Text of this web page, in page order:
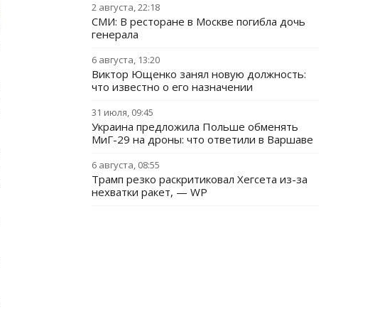
2 августа, 22:18
СМИ: В ресторане в Москве погибла дочь
генерала
6 августа, 13:20
Виктор Ющенко занял новую должность:
что известно о его назначении
31 июля, 09:45
Украина предложила Польше обменять
МиГ-29 на дроны: что ответили в Варшаве
6 августа, 08:55
Трамп резко раскритиковал Хегсета из-за
нехватки ракет, — WP